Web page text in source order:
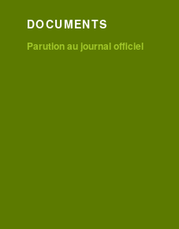
DOCUMENTS
Parution au journal officiel